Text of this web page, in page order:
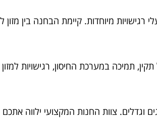
רגישויות מיוחדות. קיימת הבחנה בין
תמיכה במערכת החיסון, רגישויות
צוות החנות המקצועי ילווה אתכם